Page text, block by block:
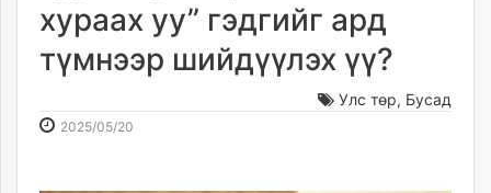
Gogo.mn
caak.mn
news.mn
Baabar.mn
хураах уу” гэдгийг ард
түмнээр шийдүүлэх үү?
Улс төр, Бусад
2025/05/20